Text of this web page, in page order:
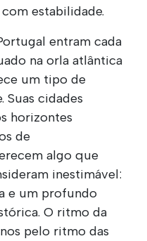
estabilidade.
entram cada
na orla atlântica
um tipo de
cidades
horizontes
de
algo que
inestimável:
e um profundo
O ritmo da
pelo ritmo das